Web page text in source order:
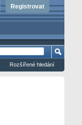
Registrovat
Rozšířené hledání